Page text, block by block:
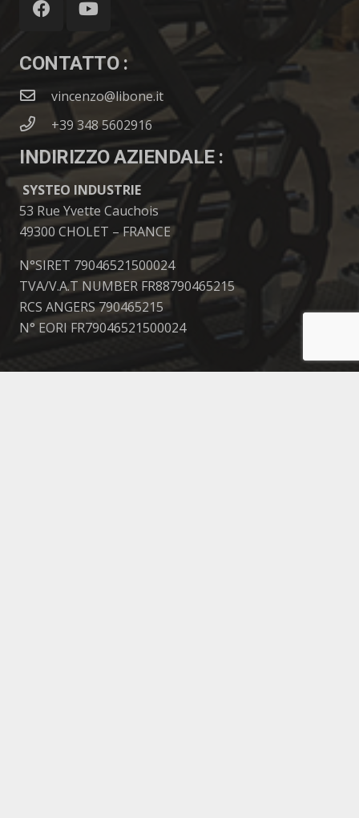
CONTATTO :
vincenzo@libone.it
+39 348 5602916
INDIRIZZO AZIENDALE :
SYSTEO INDUSTRIE
53 Rue Yvette Cauchois
49300 CHOLET – FRANCE
N°SIRET 79046521500024
TVA/V.A.T NUMBER FR88790465215
RCS ANGERS 790465215
N° EORI FR79046521500024